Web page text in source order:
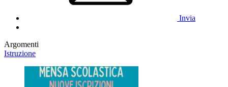
Invia
Argomenti
Istruzione